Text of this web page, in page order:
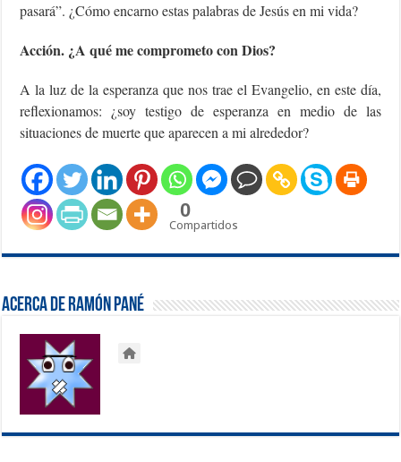
pasará”. ¿Cómo encarno estas palabras de Jesús en mi vida?
Acción. ¿A qué me comprometo con Dios?
A la luz de la esperanza que nos trae el Evangelio, en este día,
reflexionamos: ¿soy testigo de esperanza en medio de las
situaciones de muerte que aparecen a mi alrededor?
0
Compartidos
Acerca de Ramón Pané